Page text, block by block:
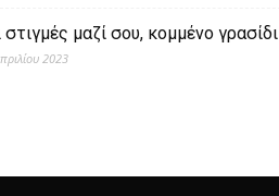
στιγμές μαζί σου, κομμένο γρασίδι
2023